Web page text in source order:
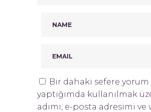
Bir dahaki sefere yorum
yaptığımda kullanılmak
adımı, e-posta adresimi ve